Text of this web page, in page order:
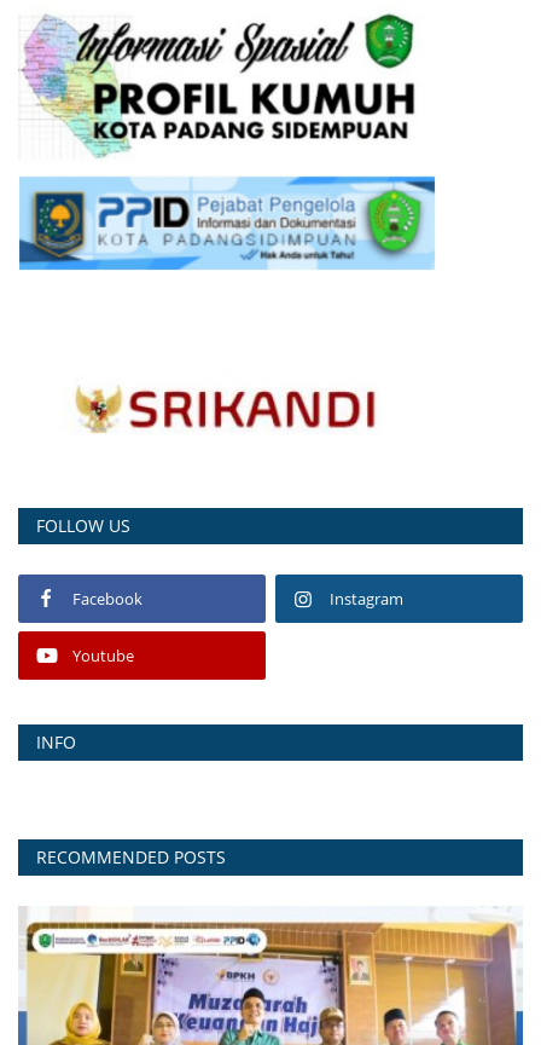
FOLLOW US
Facebook Instagram
Youtube
INFO
RECOMMENDED POSTS